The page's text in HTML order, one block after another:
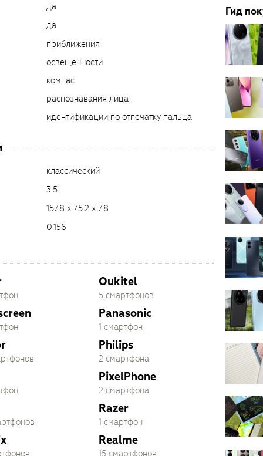
да
да
приближения
освещенности
компас
распознавания лица
идентификации по отпечатку пальца
классический
3.5
157.8 x 75.2 x 7.8
0.156
Oukitel
5 смартфонов
Panasonic
1 смартфон
Philips
2 смартфона
PixelPhone
2 смартфона
Razer
1 смартфон
Realme
15 смартфонов
Гид